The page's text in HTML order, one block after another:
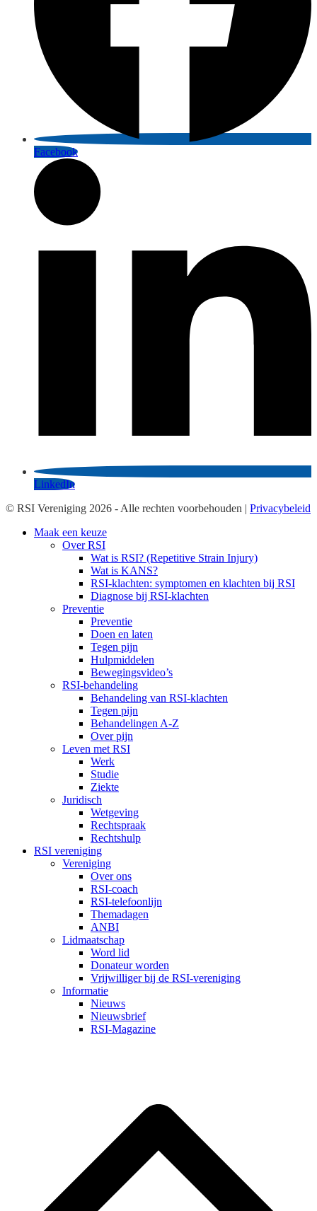
Facebook
LinkedIn
© RSI Vereniging 2026 - Alle rechten voorbehouden | Privacybeleid
Maak een keuze
Over RSI
Wat is RSI? (Repetitive Strain Injury)
Wat is KANS?
RSI-klachten: symptomen en klachten bij RSI
Diagnose bij RSI-klachten
Preventie
Preventie
Doen en laten
Tegen pijn
Hulpmiddelen
Bewegingsvideo’s
RSI-behandeling
Behandeling van RSI-klachten
Tegen pijn
Behandelingen A-Z
Over pijn
Leven met RSI
Werk
Studie
Ziekte
Juridisch
Wetgeving
Rechtspraak
Rechtshulp
RSI vereniging
Vereniging
Over ons
RSI-coach
RSI-telefoonlijn
Themadagen
ANBI
Lidmaatschap
Word lid
Donateur worden
Vrijwilliger bij de RSI-vereniging
Informatie
Nieuws
Nieuwsbrief
RSI-Magazine